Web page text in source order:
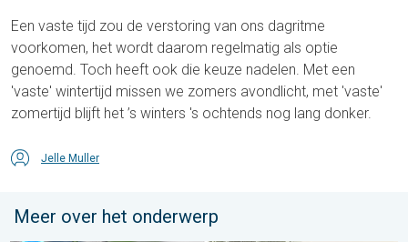
Een vaste tijd zou de verstoring van ons dagritme
voorkomen, het wordt daarom regelmatig als optie
genoemd. Toch heeft ook die keuze nadelen. Met een
'vaste' wintertijd missen we zomers avondlicht, met 'vaste'
zomertijd blijft het ’s winters 's ochtends nog lang donker.
Jelle Muller
Meer over het onderwerp